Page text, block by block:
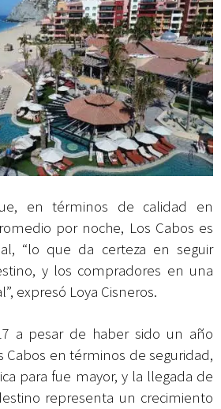
en términos de calidad en
por noche, Los Cabos es
“lo que da certeza en seguir
y los compradores en una
expresó Loya Cisneros.
a pesar de haber sido un año
Cabos en términos de seguridad,
para fue mayor, y la llegada de
representa un crecimiento